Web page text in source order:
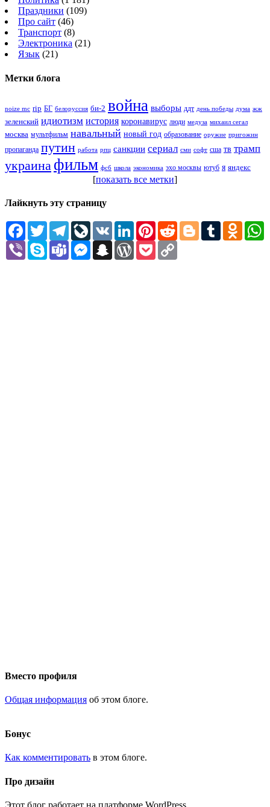
Праздники (109)
Про сайт (46)
Транспорт (8)
Электроника (21)
Язык (21)
Метки блога
noize mc rip БГ белоруссия би-2 война выборы ддт день победы дума жж
зеленский идиотизм история коронавирус люди медуза михаил сегал
москва мультфильм навальный новый год образование оружие пригожин
пропаганда путин работа рпц санкции сериал сми софт сша тв трамп
украина фильм фсб школа экономика эхо москвы ютуб я яндекс
[показать все метки]
Лайкнуть эту страницу
FacebookTwitterTelegramLiveJournal
VK LinkedInPinterestRedditBloggerTumblr
Viber Skype TeamsMessengerSnapchatWordPress
Pocket
Вместо профиля
Общая информация об этом блоге.
Бонус
Как комментировать в этом блоге.
Про дизайн
Этот блог работает на платформе WordPress.